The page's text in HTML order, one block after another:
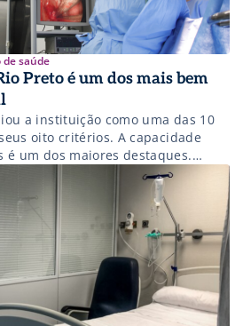
de saúde
Preto é um dos mais bem
a instituição como uma das 10
oito critérios. A capacidade
é um dos maiores destaques.